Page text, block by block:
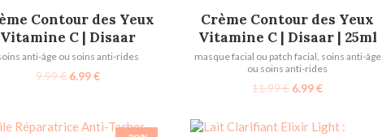
ÉPUISÉ
LIRE LA SUITE
Contour des Yeux
Vitamine C | Disaar
anti-âge ou soins anti-rides
9.99€ 6.99€
ÉPUISÉ
LIRE LA SUITE
Crème Contour des Yeux
Vitamine C | Disaar | 25ml
masque facial ou patch facial, soins anti-âge
ou soins anti-rides
11.99€ 6.99€